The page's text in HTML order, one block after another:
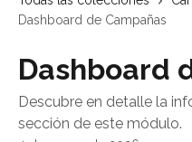
Dashboard de Campañas
Dashboard
Descubre en detalle la
sección de este módulo.